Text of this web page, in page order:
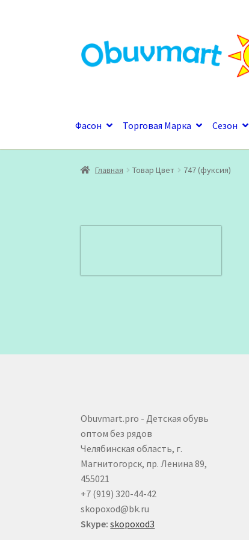
к
навигации
к
содержимому
Фасон Торговая Марка Сезон
Главная Товар Цвет 747 (фуксия)
Obuvmart.pro - Детская обувь
оптом без рядов
Челябинская область, г.
Магнитогорск, пр. Ленина 89,
455021
+7 (919) 320-44-42
skopoxod@bk.ru
Skype: skopoxod3